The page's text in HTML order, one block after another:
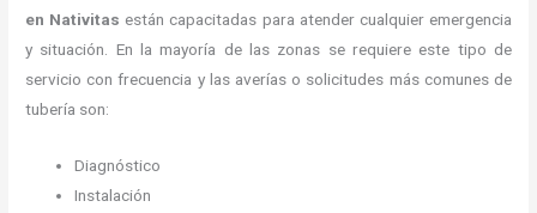
en Nativitas están capacitadas para atender cualquier emergencia
y situación. En la mayoría de las zonas se requiere este tipo de
servicio con frecuencia y las averías o solicitudes más comunes de
tubería son:
Diagnóstico
Instalación